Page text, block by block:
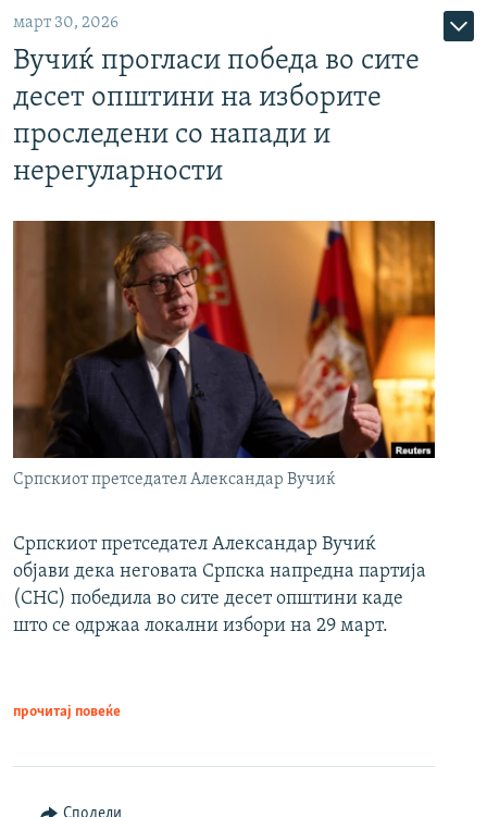
март 30, 2026
Вучиќ прогласи победа во сите
десет општини на изборите
проследени со напади и
нерегуларности
Српскиот претседател Александар Вучиќ
Српскиот претседател Александар Вучиќ
објави дека неговата Српска напредна партија
(СНС) победила во сите десет општини каде
што се одржаа локални избори на 29 март.
прочитај повеќе